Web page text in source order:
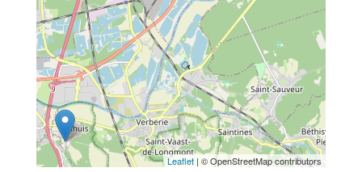
Leaflet | © OpenStreetMap contributors